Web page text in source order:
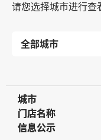
请您选择城市进行查
城市
城市
门店名称
门店名称
信息公示
信息公示